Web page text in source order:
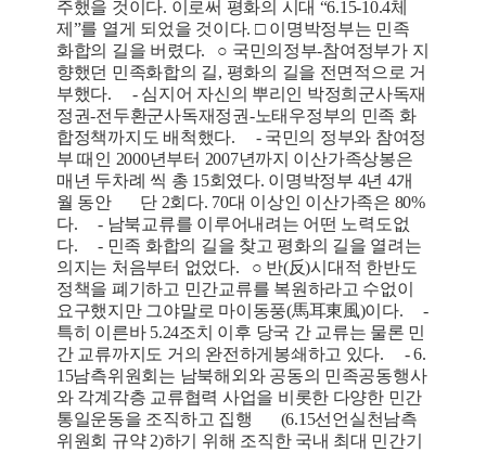
주했을 것이다. 이로써 평화의 시대 “6.15-10.4체
제”를 열게 되었을 것이다. □ 이명박정부는 민족
화합의 길을 버렸다. ○ 국민의정부-참여정부가 지
향했던 민족화합의 길, 평화의 길을 전면적으로 거
부했다. - 심지어 자신의 뿌리인 박정희군사독재
정권-전두환군사독재정권-노태우정부의 민족 화
합정책까지도 배척했다. - 국민의 정부와 참여정
부 때인 2000년부터 2007년까지 이산가족상봉은
매년 두차례 씩 총 15회였다. 이명박정부 4년 4개
월 동안 단 2회다. 70대 이상인 이산가족은 80%
다. - 남북교류를 이루어내려는 어떤 노력도없
다. - 민족 화합의 길을 찾고 평화의 길을 열려는
의지는 처음부터 없었다. ○ 반(反)시대적 한반도
정책을 폐기하고 민간교류를 복원하라고 수없이
요구했지만 그야말로 마이동풍(馬耳東風)이다. -
특히 이른바 5.24조치 이후 당국 간 교류는 물론 민
간 교류까지도 거의 완전하게봉쇄하고 있다. - 6.
15남측위원회는 남북해외와 공동의 민족공동행사
와 각계각층 교류협력 사업을 비롯한 다양한 민간
통일운동을 조직하고 집행 (6.15선언실천남측
위원회 규약 2)하기 위해 조직한 국내 최대 민간기